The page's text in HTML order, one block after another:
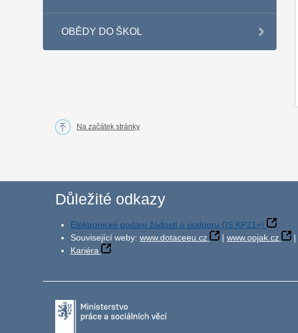
OBĚDY DO ŠKOL
Na začátek stránky
Důležité odkazy
Elektronické podání žádosti o podporu (IS KP21+)
Související weby: www.dotaceeu.cz | www.opjak.cz |
Kariéra